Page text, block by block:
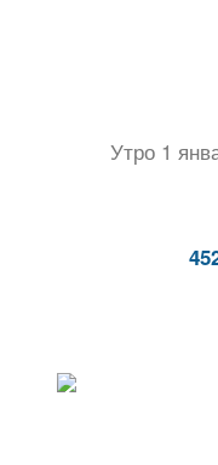
Утро 1